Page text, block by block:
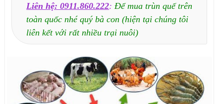
Liên hệ: 0911.860.222:Để mua trùn quế trên
toàn quốc nhé quý bà con (hiện tại chúng tôi
liên kết với rất nhiều trại nuôi)